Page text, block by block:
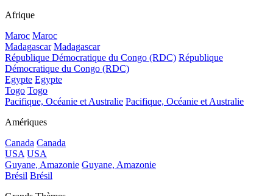
Afrique
Maroc Maroc
Madagascar Madagascar
République Démocratique du Congo (RDC) République
Démocratique du Congo (RDC)
Egypte Egypte
Togo Togo
Pacifique, Océanie et Australie Pacifique, Océanie et Australie
Amériques
Canada Canada
USA USA
Guyane, Amazonie Guyane, Amazonie
Brésil Brésil